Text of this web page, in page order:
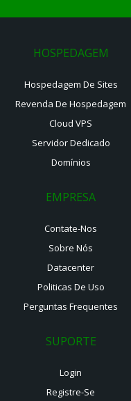
HOSPEDAGEM
Hospedagem De Sites
Revenda De Hospedagem
Cloud VPS
Servidor Dedicado
Domínios
EMPRESA
Contate-Nos
Sobre Nós
Datacenter
Politicas De Uso
Perguntas Frequentes
SUPORTE
Login
Registre-Se